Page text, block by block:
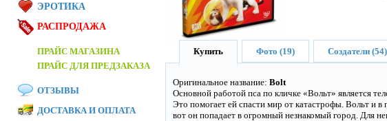
Купить Фото (19) Создатели (54)
Оригинальное название: Bolt
Основной работой пса по кличке «Вольт» является
Это помогает ей спасти мир от катастрофы. Вольт и
вот он попадает в огромный незнакомый город. Для
ЭРОТИКА
РАСПРОДАЖА
ПРАЙС МАГАЗИНА
ПРАЙС ДЛЯ ПРЕДЗАКАЗА
ОТЗЫВЫ
ДОСТАВКА И ОПЛАТА